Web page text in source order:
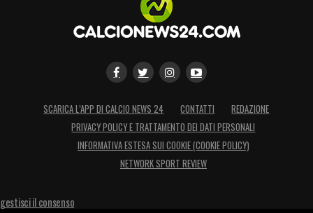
SCARICA L’APP DI CALCIO NEWS 24 CONTATTI
REDAZIONE
PRIVACY POLICY E TRATTAMENTO DEI DATI PERSONALI
INFORMATIVA ESTESA SUI COOKIE (COOKIE POLICY)
NETWORK SPORT REVIEW
gestisci il consenso